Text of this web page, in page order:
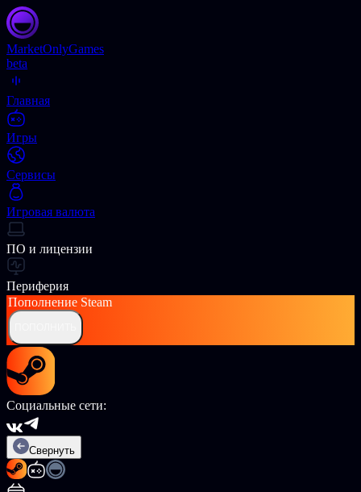
MarketOnlyGames
beta
Главная
Игры
Сервисы
Игровая валюта
ПО и лицензии
Периферия
Пополнение Steam
Социальные сети:
Свернуть